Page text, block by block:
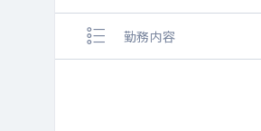
勤務内容